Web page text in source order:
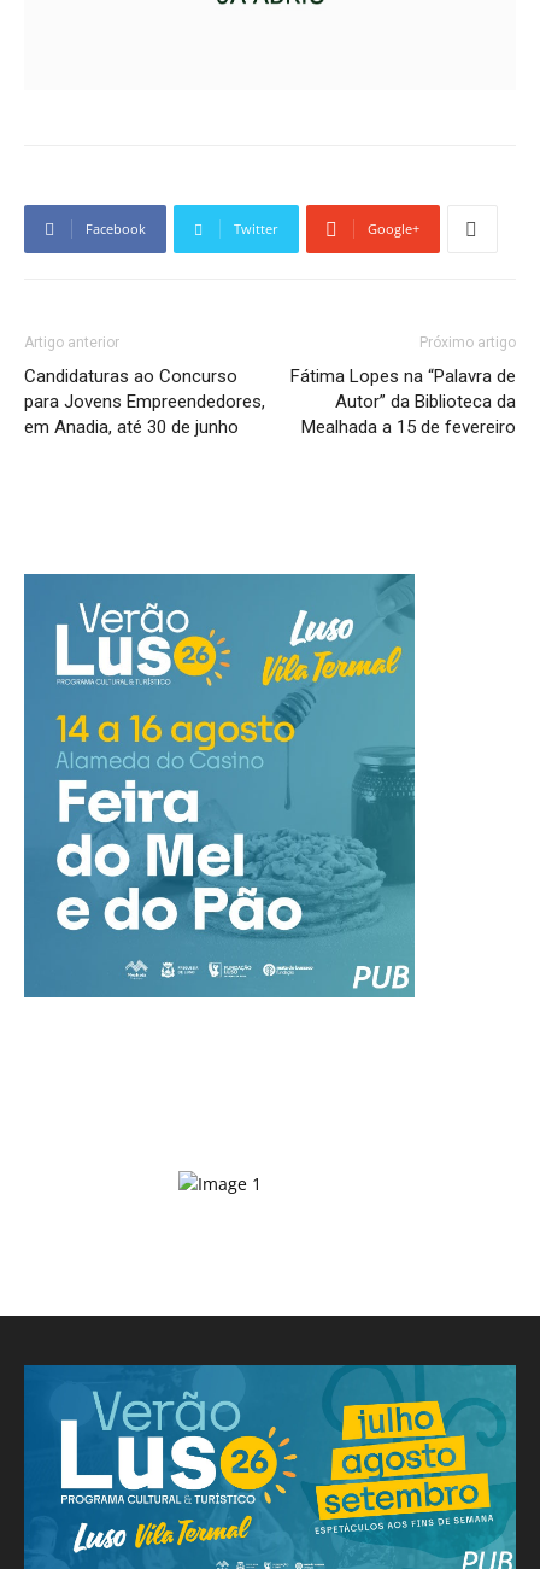
Facebook Twitter Google+
Artigo anterior
Candidaturas ao Concurso
para Jovens Empreendedores,
em Anadia, até 30 de junho
Próximo artigo
Fátima Lopes na “Palavra de
Autor” da Biblioteca da
Mealhada a 15 de fevereiro